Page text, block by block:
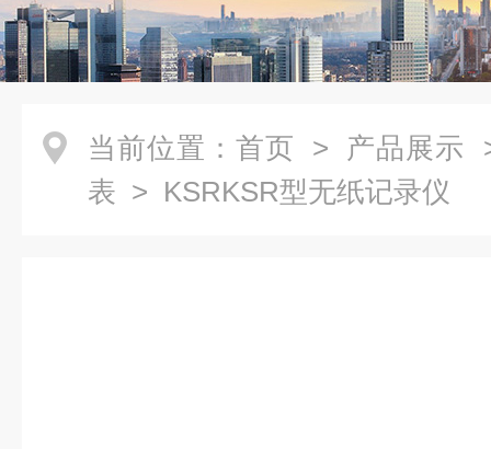
当前位置： 首页 > 产品展示
表 > KSRKSR型无纸记录仪